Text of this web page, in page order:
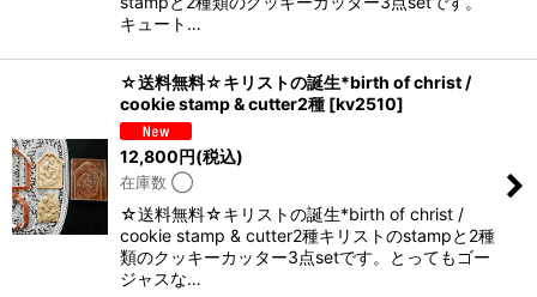
キュート…
☆送料無料☆キリストの誕生*birth of christ /
cookie stamp & cutter2種 [kv2510]
12,800円(税込)
在庫数 ◯
☆送料無料☆キリストの誕生*birth of christ /
cookie stamp & cutter2種キリストのstampと2種
類のクッキーカッター3点setです。とってもゴー
ジャスな…